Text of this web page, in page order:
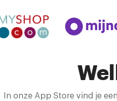
In onze App Store vind je